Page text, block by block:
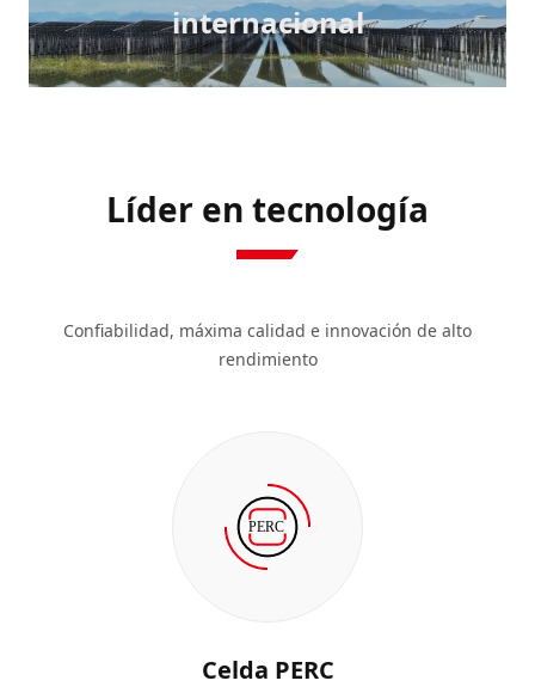
internacional
Líder en tecnología
Confiabilidad, máxima calidad e innovación de alto
rendimiento
Celda PERC